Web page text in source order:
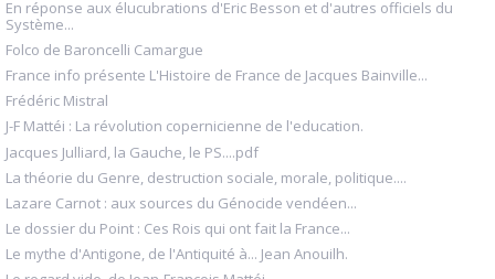
En réponse aux élucubrations d'Eric Besson et d'autres officiels du
Système...
Folco de Baroncelli Camargue
France info présente L'Histoire de France de Jacques Bainville...
Frédéric Mistral
J-F Mattéi : La révolution copernicienne de l'education.
Jacques Julliard, la Gauche, le PS....pdf
La théorie du Genre, destruction sociale, morale, politique....
Lazare Carnot : aux sources du Génocide vendéen...
Le dossier du Point : Ces Rois qui ont fait la France...
Le mythe d'Antigone, de l'Antiquité à... Jean Anouilh.